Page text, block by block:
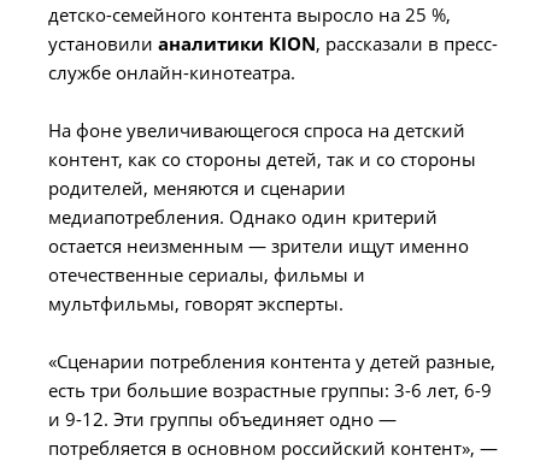
детско-семейного контента выросло на 25 %,
установили аналитики KION, рассказали в пресс-
службе онлайн-кинотеатра.
На фоне увеличивающегося спроса на детский
контент, как со стороны детей, так и со стороны
родителей, меняются и сценарии
медиапотребления. Однако один критерий
остается неизменным — зрители ищут именно
отечественные сериалы, фильмы и
мультфильмы, говорят эксперты.
«Сценарии потребления контента у детей разные,
есть три большие возрастные группы: 3-6 лет, 6-9
и 9-12. Эти группы объединяет одно —
потребляется в основном российский контент», —